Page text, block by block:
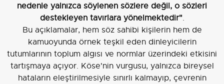
nedenle yalnızca söylenen sözlere değil, o sözleri
destekleyen tavırlara yönelmektedir".
Bu açıklamalar, hem söz sahibi kişilerin hem de
kamuoyunda örnek teşkil eden dinleyicilerin
tutumlarının toplum algısı ve normlar üzerindeki etkisini
tartışmaya açıyor. Köse'nin vurgusu, yalnızca bireysel
hataların eleştirilmesiyle sınırlı kalmayıp, çevrenin